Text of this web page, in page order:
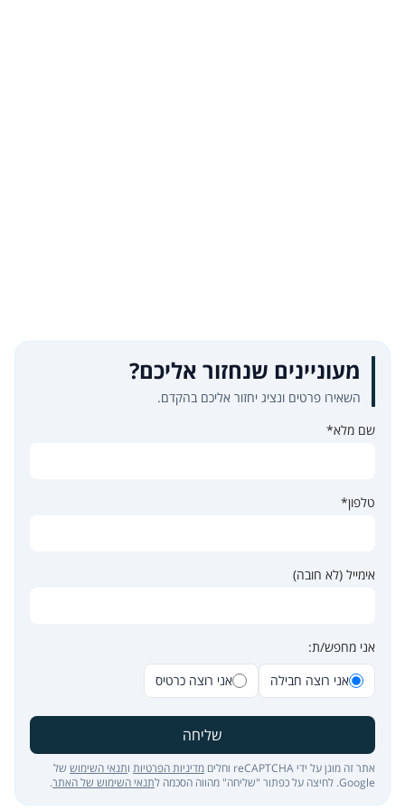
מעוניינים שנחזור אליכם?
השאירו פרטים ונציג יחזור אליכם בהקדם.
שם מלא*
טלפון*
אימייל (לא חובה)
אני מחפש/ת:
אני רוצה חבילה
אני רוצה כרטיס
שליחה
אתר זה מוגן על ידי reCAPTCHA וחלים מדיניות הפרטיות ותנאי השימוש של
Google. לחיצה על כפתור "שליחה" מהווה הסכמה ל
תנאי השימוש של האתר.